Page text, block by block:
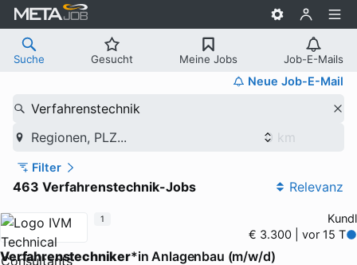
Suche Gesucht Meine Jobs Job-E-Mails
Neue Job-E-Mail
Verfahrenstechnik
Regionen, PLZ...
Filter
463 Verfahrenstechnik-Jobs Relevanz
Kundl
€ 3.300 | vor 15 T
Verfahrenstechniker*in Anlagenbau (m/w/d)
1